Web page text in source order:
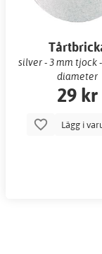
silver - 3 mm tjock
diameter
29 kr
Lägg i